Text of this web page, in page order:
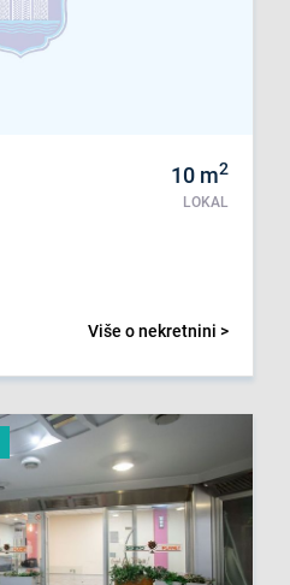
10 m2
LOKAL
Više o nekretnini >